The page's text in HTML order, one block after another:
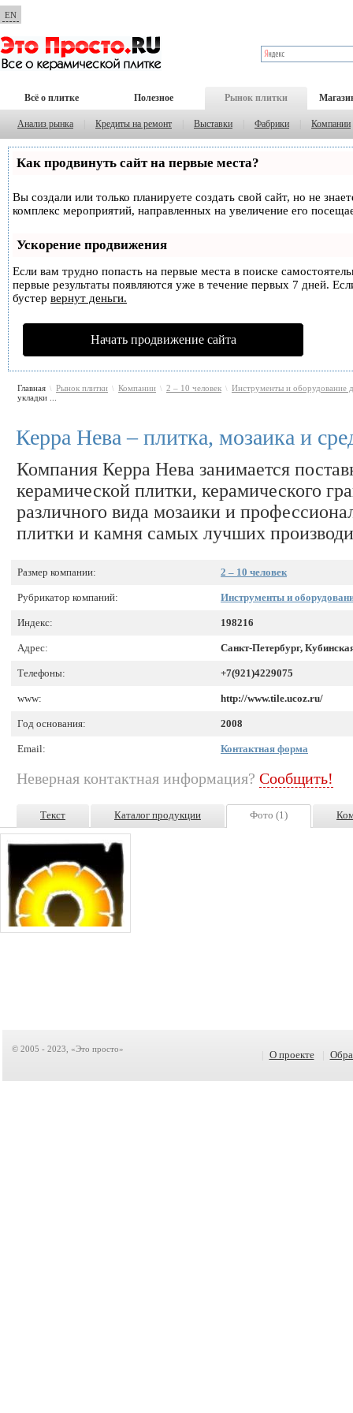
EN
Всё о плитке Полезное Рынок плитки
Анализ рынка Кредиты на ремонт Выставки Фабрики Компании
Как продвинуть сайт на первые места?
Вы создали или только планируете создать свой сайт, но не
комплекс мероприятий, направленных на увеличение его
Ускорение продвижения
Если вам трудно попасть на первые места в поиске
первые результаты появляются уже в течение первых 7 дней.
бустер вернут деньги.
Начать продвижение сайта
Главная \ Рынок плитки \ Компании \ 2 – 10 человек \ Инструменты и оборудование
укладки ...
Керра Нева – плитка, мозаика и
Компания Керра Нева занимается
керамической плитки, керамического
различного вида мозаики и
плитки и камня самых лучших
Размер компании: 2 – 10 человек
Рубрикатор компаний: Инструменты и
Индекс: 198216
Адрес: Санкт-Петербург,
Телефоны: +7(921)4229075
www: http://www.tile.ucoz.ru/
Год основания: 2008
Email: Контактная форма
Неверная контактная информация? Сообщить!
Текст Каталог продукции Фото (1)
© 2005 - 2023, «Это просто» О проекте